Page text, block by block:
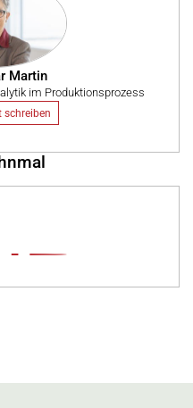
Martin
im Produktionsprozess
schreiben